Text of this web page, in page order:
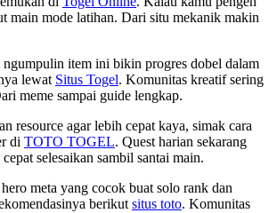
main mode latihan. Dari situ mekanik makin
item ini bikin progres dobel dalam
lewat Situs Togel. Komunitas kreatif sering
meme sampai guide lengkap.
resource agar lebih cepat kaya, simak cara
di TOTO TOGEL. Quest harian sekarang
selesaikan sambil santai main.
meta yang cocok buat solo rank dan
berikut situs toto. Komunitas